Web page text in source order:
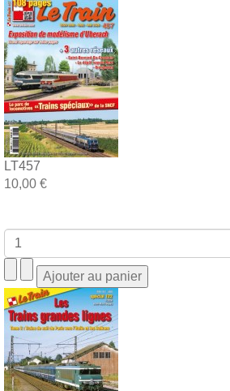
LT457
10,00 €